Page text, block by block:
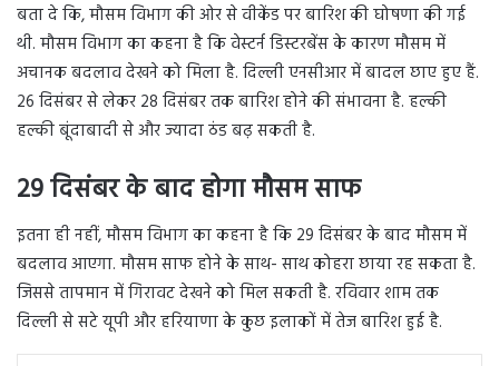
बता दे कि, मौसम विभाग की ओर से वीकेंड पर बारिश की घोषणा की गई
थी. मौसम विभाग का कहना है कि वेस्टर्न डिस्टरबेंस के कारण मौसम में
अचानक बदलाव देखने को मिला है. दिल्ली एनसीआर में बादल छाए हुए हैं.
26 दिसंबर से लेकर 28 दिसंबर तक बारिश होने की संभावना है. हल्की
हल्की बूंदाबादी से और ज्यादा ठंड बढ़ सकती है.
29 दिसंबर के बाद होगा मौसम साफ
इतना ही नहीं, मौसम विभाग का कहना है कि 29 दिसंबर के बाद मौसम में
बदलाव आएगा. मौसम साफ होने के साथ- साथ कोहरा छाया रह सकता है.
जिससे तापमान में गिरावट देखने को मिल सकती है. रविवार शाम तक
दिल्ली से सटे यूपी और हरियाणा के कुछ इलाकों में तेज बारिश हुई है.